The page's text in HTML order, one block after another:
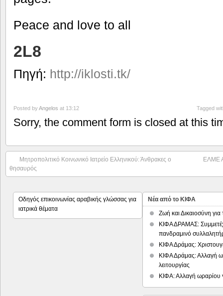
Peace and love to all
2L8
Πηγή: http://iklosti.tk/
Posted byAngelos at 13:12 Tagged
Sorry, the comment form is closed at this
Μητροπολιτικό Κοινωνικό Ιατρείο Ελληνικού: Άνθρακες ο
θησαυρός
ΕΛΜΕ
Νέα από το ΚΙΦΑ
Ζωή και Δικαιοσύνη για
ΚΙΦΑ ΔΡΑΜΑΣ:
πανδραμινό
ΚΙΦΑ Δράμας:
ΚΙΦΑ Δράμας: Αλλαγή
λειτουργίας
ΚΙΦΑ: Αλλαγή ωραρίου
Οδηγός επικοινωνίας αραβικής γλώσσας για
ιατρικά θέματα